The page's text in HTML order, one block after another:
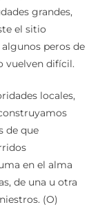
grandes,
el sitio
peros de
vuelven difícil.
locales,
de que
en el alma
de una u otra
(O)